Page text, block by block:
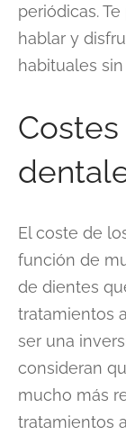
periódicas.
hablar y
habituales
El coste de
función de
de dientes
tratamientos
ser una
consideran
mucho más
tratamientos